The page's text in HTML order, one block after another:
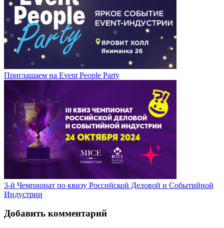
Приглашаем на Event People Party
3-й Чемпионат по квизу Российской Деловой и Событийной
Индустрии
Добавить комментарий